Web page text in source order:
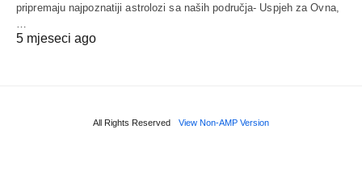
pripremaju najpoznatiji astrolozi sa naših područja- Uspjeh za Ovna,
5 mjeseci ago
All Rights Reserved View Non-AMP Version